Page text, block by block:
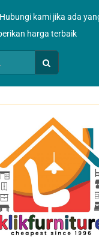
kami jika ada
harga terbaik